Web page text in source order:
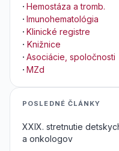
· Hemostáza a tromb.
· Imunohematológia
· Klinické registre
· Knižnice
· Asociácie, spoločnosti
· MZd
POSLEDNÉ ČLÁNKY
XXIX. stretnutie
a onkologov